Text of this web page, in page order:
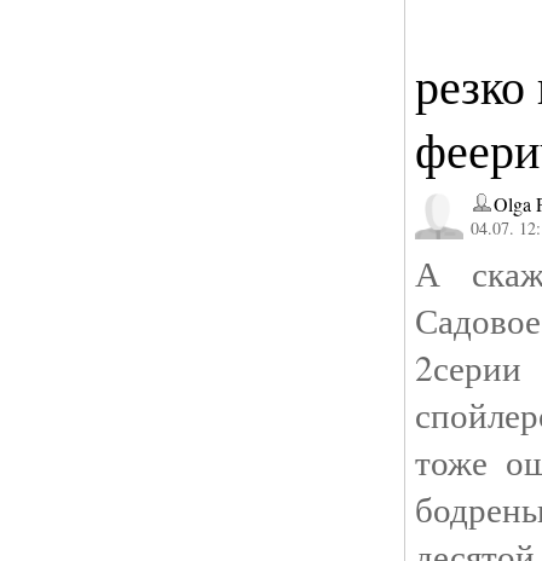
Olga
04.07.
А
тоже